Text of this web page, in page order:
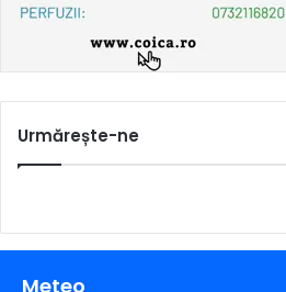
Urmărește-ne
Meteo